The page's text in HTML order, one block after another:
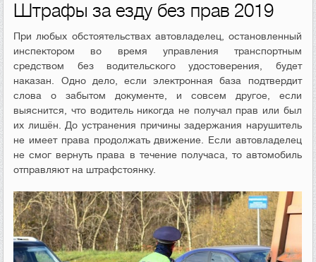
Штрафы за езду без прав 2019
При любых обстоятельствах автовладелец, остановленный
инспектором во время управления транспортным
средством без водительского удостоверения, будет
наказан. Одно дело, если электронная база подтвердит
слова о забытом документе, и совсем другое, если
выяснится, что водитель никогда не получал прав или был
их лишён. До устранения причины задержания нарушитель
не имеет права продолжать движение. Если автовладелец
не смог вернуть права в течение получаса, то автомобиль
отправляют на штрафстоянку.